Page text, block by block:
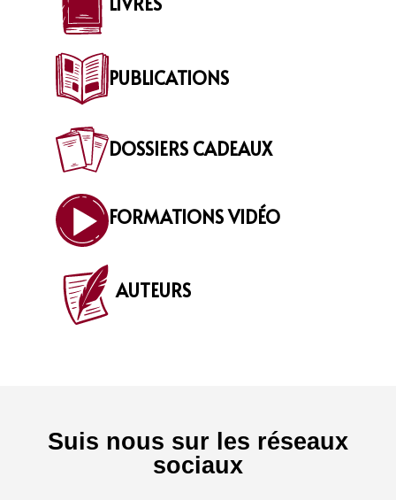
PUBLICATIONS
DOSSIERS CADEAUX
FORMATIONS VIDÉO
AUTEURS
Suis nous sur les réseaux
sociaux